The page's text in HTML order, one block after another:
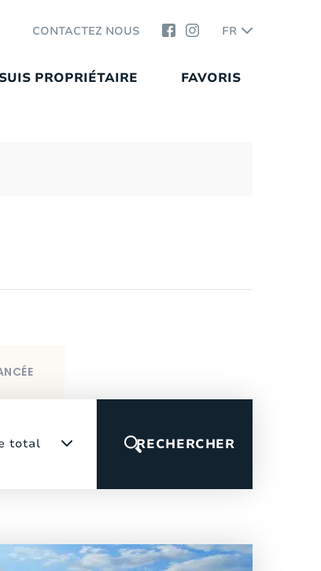
CONTACTEZ NOUS FR
PROPRIÉTAIRE FAVORIS
total